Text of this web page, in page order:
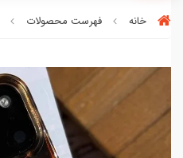
خانه فهرست محصولات